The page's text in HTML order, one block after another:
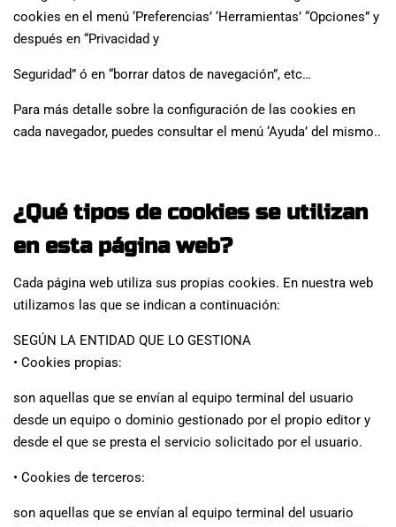
cookies en el menú ‘Preferencias’ ‘Herramientas’ “Opciones” y
después en “Privacidad y
Seguridad” ó en “borrar datos de navegación”, etc…
Para más detalle sobre la configuración de las cookies en
cada navegador, puedes consultar el menú ‘Ayuda’ del mismo..
¿Qué tipos de cookies se utilizan
en esta página web?
Cada página web utiliza sus propias cookies. En nuestra web
utilizamos las que se indican a continuación:
SEGÚN LA ENTIDAD QUE LO GESTIONA
• Cookies propias:
son aquellas que se envían al equipo terminal del usuario
desde un equipo o dominio gestionado por el propio editor y
desde el que se presta el servicio solicitado por el usuario.
• Cookies de terceros:
son aquellas que se envían al equipo terminal del usuario